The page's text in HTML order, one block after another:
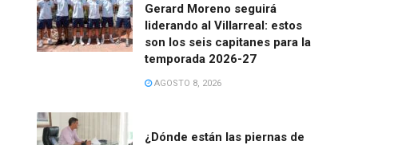
Gerard Moreno seguirá
liderando al Villarreal: estos
son los seis capitanes para la
temporada 2026-27
AGOSTO 8, 2026
¿Dónde están las piernas de